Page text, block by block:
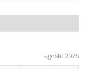
agosto 2026